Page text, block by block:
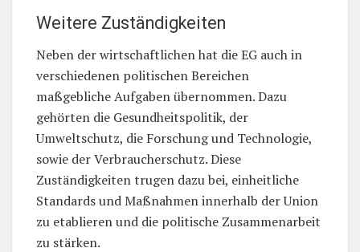
Weitere Zuständigkeiten
Neben der wirtschaftlichen hat die EG auch in
verschiedenen politischen Bereichen
maßgebliche Aufgaben übernommen. Dazu
gehörten die Gesundheitspolitik, der
Umweltschutz, die Forschung und Technologie,
sowie der Verbraucherschutz. Diese
Zuständigkeiten trugen dazu bei, einheitliche
Standards und Maßnahmen innerhalb der Union
zu etablieren und die politische Zusammenarbeit
zu stärken.